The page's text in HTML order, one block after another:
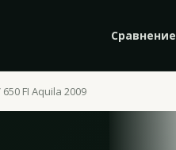
Сравнение
650 FI Aquila 2009